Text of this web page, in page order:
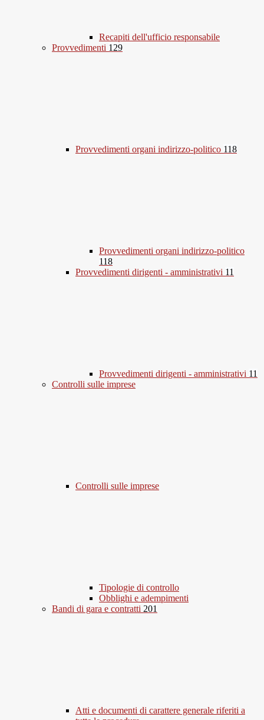
Recapiti dell'ufficio responsabile
Provvedimenti 129
Provvedimenti organi indirizzo-politico 118
Provvedimenti organi indirizzo-politico
118
Provvedimenti dirigenti - amministrativi 11
Provvedimenti dirigenti - amministrativi 11
Controlli sulle imprese
Controlli sulle imprese
Tipologie di controllo
Obblighi e adempimenti
Bandi di gara e contratti 201
Atti e documenti di carattere generale riferiti a